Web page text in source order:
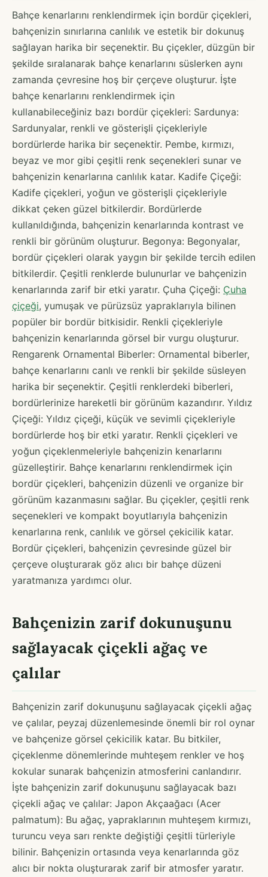
Bahçe kenarlarını renklendirmek için bordür çiçekleri,
bahçenizin sınırlarına canlılık ve estetik bir dokunuş
sağlayan harika bir seçenektir. Bu çiçekler, düzgün bir
şekilde sıralanarak bahçe kenarlarını süslerken aynı
zamanda çevresine hoş bir çerçeve oluşturur. İşte
bahçe kenarlarını renklendirmek için
kullanabileceğiniz bazı bordür çiçekleri: Sardunya:
Sardunyalar, renkli ve gösterişli çiçekleriyle
bordürlerde harika bir seçenektir. Pembe, kırmızı,
beyaz ve mor gibi çeşitli renk seçenekleri sunar ve
bahçenizin kenarlarına canlılık katar. Kadife Çiçeği:
Kadife çiçekleri, yoğun ve gösterişli çiçekleriyle
dikkat çeken güzel bitkilerdir. Bordürlerde
kullanıldığında, bahçenizin kenarlarında kontrast ve
renkli bir görünüm oluşturur. Begonya: Begonyalar,
bordür çiçekleri olarak yaygın bir şekilde tercih edilen
bitkilerdir. Çeşitli renklerde bulunurlar ve bahçenizin
kenarlarında zarif bir etki yaratır. Çuha Çiçeği: Çuha
çiçeği, yumuşak ve pürüzsüz yapraklarıyla bilinen
popüler bir bordür bitkisidir. Renkli çiçekleriyle
bahçenizin kenarlarında görsel bir vurgu oluşturur.
Rengarenk Ornamental Biberler: Ornamental biberler,
bahçe kenarlarını canlı ve renkli bir şekilde süsleyen
harika bir seçenektir. Çeşitli renklerdeki biberleri,
bordürlerinize hareketli bir görünüm kazandırır. Yıldız
Çiçeği: Yıldız çiçeği, küçük ve sevimli çiçekleriyle
bordürlerde hoş bir etki yaratır. Renkli çiçekleri ve
yoğun çiçeklenmeleriyle bahçenizin kenarlarını
güzelleştirir. Bahçe kenarlarını renklendirmek için
bordür çiçekleri, bahçenizin düzenli ve organize bir
görünüm kazanmasını sağlar. Bu çiçekler, çeşitli renk
seçenekleri ve kompakt boyutlarıyla bahçenizin
kenarlarına renk, canlılık ve görsel çekicilik katar.
Bordür çiçekleri, bahçenizin çevresinde güzel bir
çerçeve oluşturarak göz alıcı bir bahçe düzeni
yaratmanıza yardımcı olur.
Bahçenizin zarif dokunuşunu
sağlayacak çiçekli ağaç ve
çalılar
Bahçenizin zarif dokunuşunu sağlayacak çiçekli ağaç
ve çalılar, peyzaj düzenlemesinde önemli bir rol oynar
ve bahçenize görsel çekicilik katar. Bu bitkiler,
çiçeklenme dönemlerinde muhteşem renkler ve hoş
kokular sunarak bahçenizin atmosferini canlandırır.
İşte bahçenizin zarif dokunuşunu sağlayacak bazı
çiçekli ağaç ve çalılar: Japon Akçaağacı (Acer
palmatum): Bu ağaç, yapraklarının muhteşem kırmızı,
turuncu veya sarı renkte değiştiği çeşitli türleriyle
bilinir. Bahçenizin ortasında veya kenarlarında göz
alıcı bir nokta oluşturarak zarif bir atmosfer yaratır.